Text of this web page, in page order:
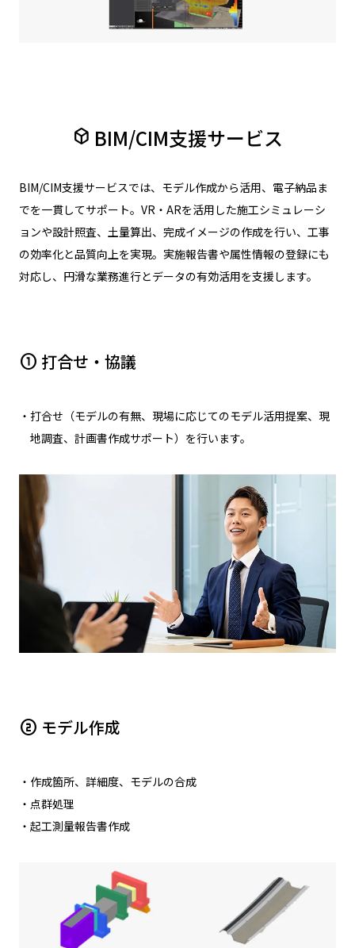
deployed_code BIM/CIM支援サービス
BIM/CIM支援サービスでは、モデル作成から活用、電子納品ま
でを一貫してサポート。VR・ARを活用した施工シミュレーシ
ョンや設計照査、土量算出、完成イメージの作成を行い、工事
の効率化と品質向上を実現。実施報告書や属性情報の登録にも
対応し、円滑な業務進行とデータの有効活用を支援します。
counter_1 打合せ・協議
・打合せ（モデルの有無、現場に応じてのモデル活用提案、現
地調査、計画書作成サポート）を行います。
counter_2 モデル作成
・作成箇所、詳細度、モデルの合成
・点群処理
・起工測量報告書作成